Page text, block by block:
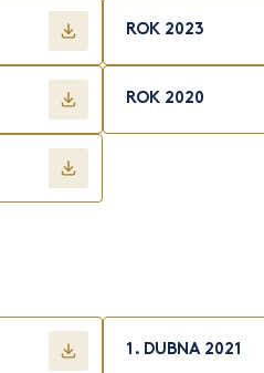
ROK 2023
ROK 2020
1. DUBNA 2021